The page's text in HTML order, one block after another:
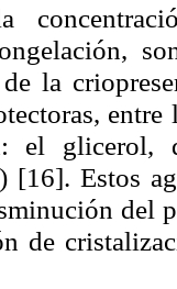
la
el glicerol,
[16]. Estos
del
de